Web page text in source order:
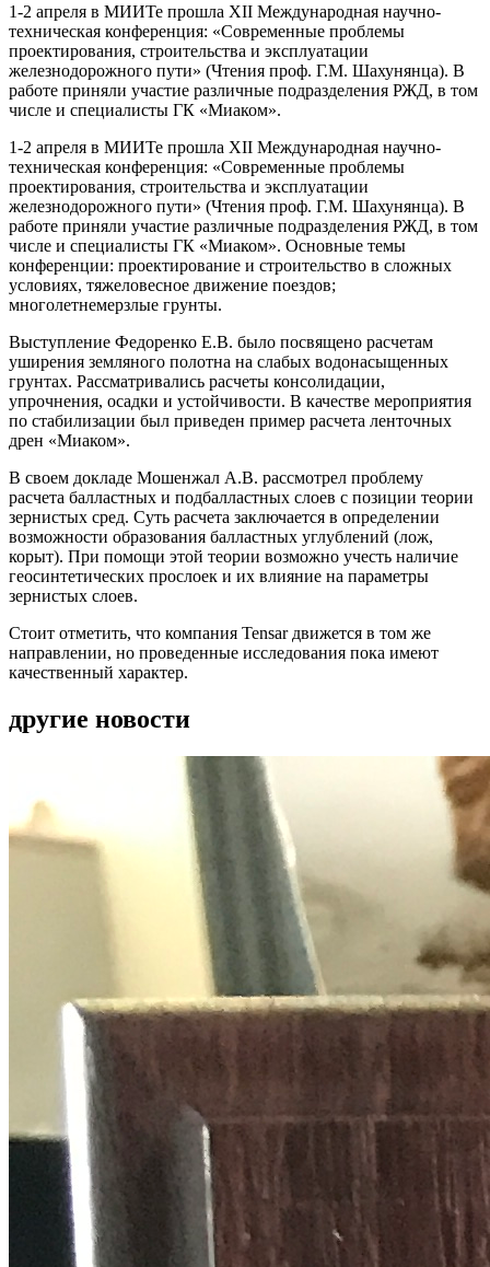
1-2 апреля в МИИТе прошла XII Международная научно-
техническая конференция: «Современные проблемы
проектирования, строительства и эксплуатации
железнодорожного пути» (Чтения проф. Г.М. Шахунянца). В
работе приняли участие различные подразделения РЖД, в том
числе и специалисты ГК «Миаком».
1-2 апреля в МИИТе прошла XII Международная научно-
техническая конференция: «Современные проблемы
проектирования, строительства и эксплуатации
железнодорожного пути» (Чтения проф. Г.М. Шахунянца). В
работе приняли участие различные подразделения РЖД, в том
числе и специалисты ГК «Миаком». Основные темы
конференции: проектирование и строительство в сложных
условиях, тяжеловесное движение поездов;
многолетнемерзлые грунты.
Выступление Федоренко Е.В. было посвящено расчетам
уширения земляного полотна на слабых водонасыщенных
грунтах. Рассматривались расчеты консолидации,
упрочнения, осадки и устойчивости. В качестве мероприятия
по стабилизации был приведен пример расчета ленточных
дрен «Миаком».
В своем докладе Мошенжал А.В. рассмотрел проблему
расчета балластных и подбалластных слоев с позиции теории
зернистых сред. Суть расчета заключается в определении
возможности образования балластных углублений (лож,
корыт). При помощи этой теории возможно учесть наличие
геосинтетических прослоек и их влияние на параметры
зернистых слоев.
Стоит отметить, что компания Tensar движется в том же
направлении, но проведенные исследования пока имеют
качественный характер.
другие новости